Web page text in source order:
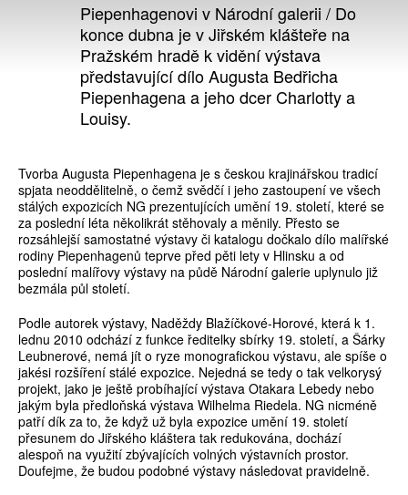
Piepenhagenovi v Národní galerii / Do
konce dubna je v Jiřském klášteře na
Pražském hradě k vidění výstava
představující dílo Augusta Bedřicha
Piepenhagena a jeho dcer Charlotty a
Louisy.
Tvorba Augusta Piepenhagena je s českou krajinářskou tradicí
spjata neoddělitelně, o čemž svědčí i jeho zastoupení ve všech
stálých expozicích NG prezentujících umění 19. století, které se
za poslední léta několikrát stěhovaly a měnily. Přesto se
rozsáhlejší samostatné výstavy či katalogu dočkalo dílo malířské
rodiny Piepenhagenů teprve před pěti lety v Hlinsku a od
poslední malířovy výstavy na půdě Národní galerie uplynulo již
bezmála půl století.
Podle autorek výstavy, Naděždy Blažíčkové-Horové, která k 1.
lednu 2010 odchází z funkce ředitelky sbírky 19. století, a Šárky
Leubnerové, nemá jít o ryze monografickou výstavu, ale spíše o
jakési rozšíření stálé expozice. Nejedná se tedy o tak velkorysý
projekt, jako je ještě probíhající výstava Otakara Lebedy nebo
jakým byla předloňská výstava Wilhelma Riedela. NG nicméně
patří dík za to, že když už byla expozice umění 19. století
přesunem do Jiřského kláštera tak redukována, dochází
alespoň na využití zbývajících volných výstavních prostor.
Doufejme, že budou podobné výstavy následovat pravidelně.